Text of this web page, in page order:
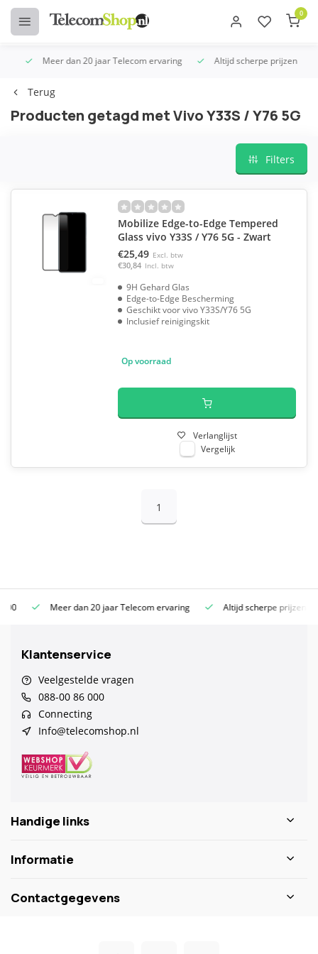
0
Meer dan 20 jaar Telecom ervaring Altijd scherpe prijzen
Terug
Producten getagd met Vivo Y33S / Y76 5G
Filters
Mobilize Edge-to-Edge Tempered
Glass vivo Y33S / Y76 5G - Zwart
€25,49 Excl. btw
€30,84 Incl. btw
9H Gehard Glas
Edge-to-Edge Bescherming
Geschikt voor vivo Y33S/Y76 5G
Inclusief reinigingskit
Op voorraad
Verlanglijst
Vergelijk
1
Meer dan 20 jaar Telecom ervaring Altijd scherpe prijzen
Klantenservice
Veelgestelde vragen
088-00 86 000
Connecting
Info@telecomshop.nl
Handige links
Informatie
Contactgegevens